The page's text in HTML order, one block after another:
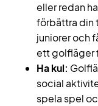
eller redan
förbättra din
juniorer och
ett golfläger
Ha kul:
social
spela spel